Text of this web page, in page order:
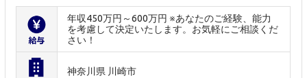
年収450万円～600万円 ※あなたのご経験、能力
を考慮して決定いたします。お気軽にご相談くだ
さい！
神奈川県 川崎市